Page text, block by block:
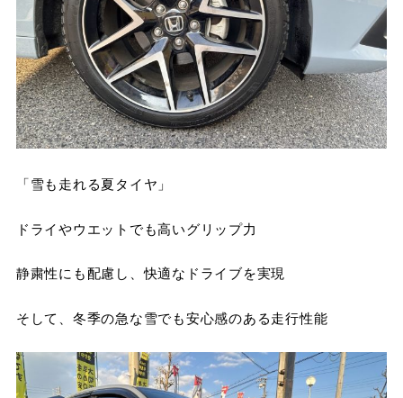
「雪も走れる夏タイヤ」
ドライやウエットでも高いグリップ力
静粛性にも配慮し、快適なドライブを実現
そして、冬季の急な雪でも安心感のある走行性能